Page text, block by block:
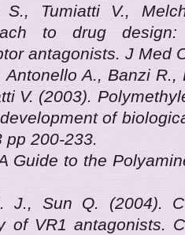
S., Tumiatti V.,
to drug
antagonists. J Med
Antonello A., Banzi
V. (2003).
of
pp 200-233.
Guide to the
J., Sun Q. (2004).
of VR1 antagonists.